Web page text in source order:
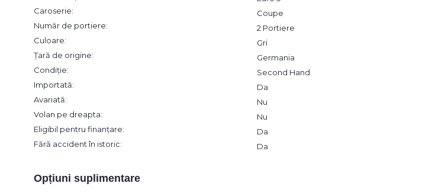
Caroserie:
Coupe
Număr de portiere:
2 Portiere
Culoare:
Gri
Țară de origine:
Germania
Condiție:
Second Hand
Importată:
Da
Avariată:
Nu
Volan pe dreapta:
Nu
Eligibil pentru finanțare:
Da
Fără accident în istoric:
Da
Opțiuni suplimentare